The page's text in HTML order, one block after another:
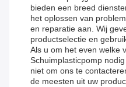
bieden een breed
het oplossen van
en reparatie aan. Wij
productselectie en
Als u om het even welke
Schuimplasticpomp
niet om ons te
de meesten uit uw